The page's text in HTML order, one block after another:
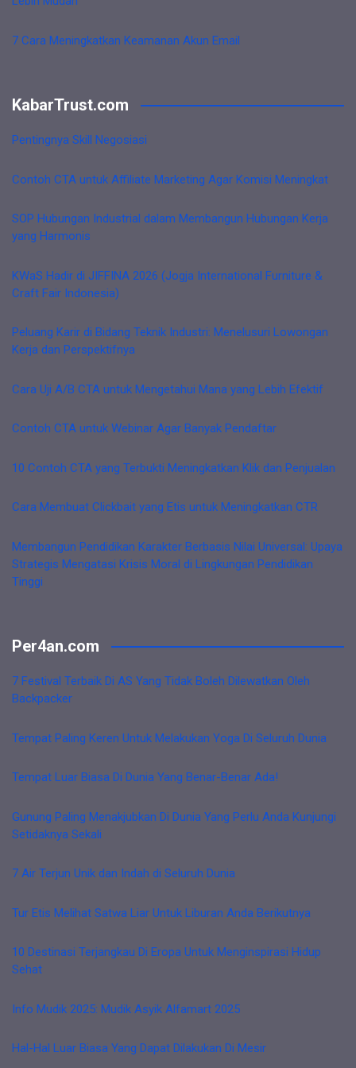
7 Cara Meningkatkan Keamanan Akun Email
KabarTrust.com
Pentingnya Skill Negosiasi
Contoh CTA untuk Affiliate Marketing Agar Komisi Meningkat
SOP Hubungan Industrial dalam Membangun Hubungan Kerja
yang Harmonis
KWaS Hadir di JIFFINA 2026 (Jogja International Furniture &
Craft Fair Indonesia)
Peluang Karir di Bidang Teknik Industri: Menelusuri Lowongan
Kerja dan Perspektifnya
Cara Uji A/B CTA untuk Mengetahui Mana yang Lebih Efektif
Contoh CTA untuk Webinar Agar Banyak Pendaftar
10 Contoh CTA yang Terbukti Meningkatkan Klik dan Penjualan
Cara Membuat Clickbait yang Etis untuk Meningkatkan CTR
Membangun Pendidikan Karakter Berbasis Nilai Universal: Upaya
Strategis Mengatasi Krisis Moral di Lingkungan Pendidikan
Tinggi
Per4an.com
7 Festival Terbaik Di AS Yang Tidak Boleh Dilewatkan Oleh
Backpacker
Tempat Paling Keren Untuk Melakukan Yoga Di Seluruh Dunia
Tempat Luar Biasa Di Dunia Yang Benar-Benar Ada!
Gunung Paling Menakjubkan Di Dunia Yang Perlu Anda Kunjungi
Setidaknya Sekali
7 Air Terjun Unik dan Indah di Seluruh Dunia
Tur Etis Melihat Satwa Liar Untuk Liburan Anda Berikutnya
10 Destinasi Terjangkau Di Eropa Untuk Menginspirasi Hidup
Sehat
Info Mudik 2025: Mudik Asyik Alfamart 2025
Hal-Hal Luar Biasa Yang Dapat Dilakukan Di Mesir